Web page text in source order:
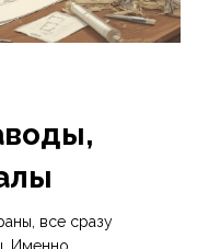
все сразу